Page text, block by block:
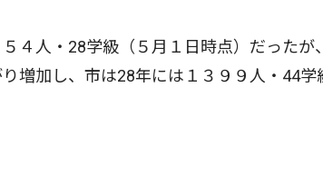
４人・28学級（５月１日時点）だったが
増加し、市は28年には１３９９人・44学